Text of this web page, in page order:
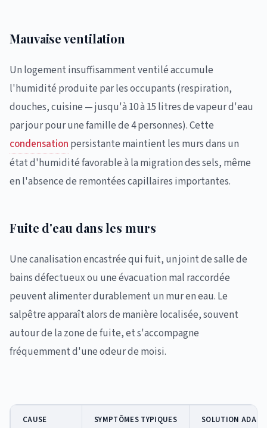
Mauvaise ventilation
Un logement insuffisamment ventilé accumule
l'humidité produite par les occupants (respiration,
douches, cuisine — jusqu'à 10 à 15 litres de vapeur d'eau
par jour pour une famille de 4 personnes). Cette
condensation persistante maintient les murs dans un
état d'humidité favorable à la migration des sels, même
en l'absence de remontées capillaires importantes.
Fuite d'eau dans les murs
Une canalisation encastrée qui fuit, un joint de salle de
bains défectueux ou une évacuation mal raccordée
peuvent alimenter durablement un mur en eau. Le
salpêtre apparaît alors de manière localisée, souvent
autour de la zone de fuite, et s'accompagne
fréquemment d'une odeur de moisi.
CAUSE SYMPTÔMES TYPIQUES SOLUTION